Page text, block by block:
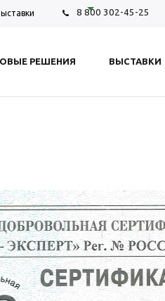
8 800 302-45-25
РЕШЕНИЯ ВЫСТАВКИ